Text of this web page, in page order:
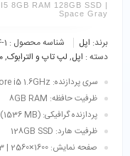
8GB RAM 128GB SSD |
Space Gray
برند: اپل شناسه محصول :
دسته : اپل, لپ تاپ و الترابوک,
سری پردازنده: Core i5 1.6GHz
ظرفیت حافظه: 8GB RAM
پردازنده گرافیکی: Intel UHD Graphics 617 (1536 MB)
ظرفیت هارد: 128GB SSD
صفحه نمایش: 1600×2560 | QHD | 13.3